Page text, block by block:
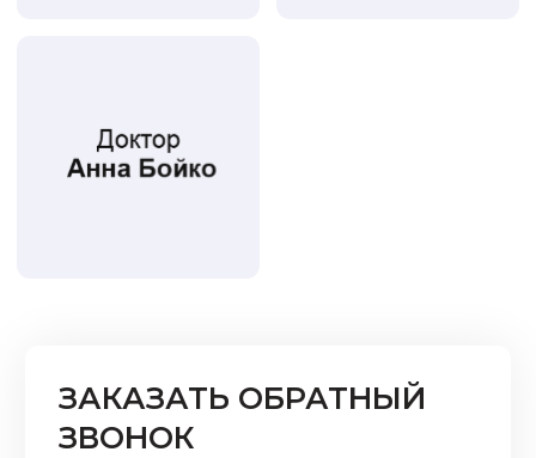
ЗАКАЗАТЬ ОБРАТНЫЙ
ЗВОНОК